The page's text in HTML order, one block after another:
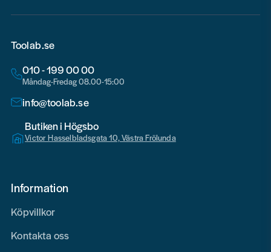
Toolab.se
010 - 199 00 00
Måndag-Fredag 08.00-15:00
info@toolab.se
Butiken i Högsbo
Victor Hasselbladsgata 10, Västra Frölunda
Information
Köpvillkor
Kontakta oss